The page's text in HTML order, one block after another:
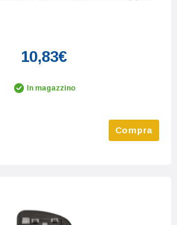
10,83€
In magazzino
Quantity:
Compra